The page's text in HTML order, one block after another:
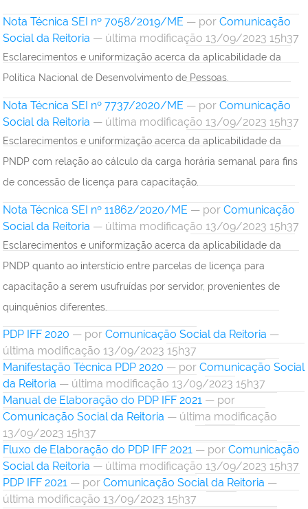
Nota Técnica SEI nº 7058/2019/ME — por Comunicação
Social da Reitoria — última modificação 13/09/2023 15h37
Esclarecimentos e uniformização acerca da aplicabilidade da
Política Nacional de Desenvolvimento de Pessoas.
Nota Técnica SEI nº 7737/2020/ME — por Comunicação
Social da Reitoria — última modificação 13/09/2023 15h37
Esclarecimentos e uniformização acerca da aplicabilidade da
PNDP com relação ao cálculo da carga horária semanal para fins
de concessão de licença para capacitação.
Nota Técnica SEI nº 11862/2020/ME — por Comunicação
Social da Reitoria — última modificação 13/09/2023 15h37
Esclarecimentos e uniformização acerca da aplicabilidade da
PNDP quanto ao interstício entre parcelas de licença para
capacitação a serem usufruídas por servidor, provenientes de
quinquênios diferentes.
PDP IFF 2020 — por Comunicação Social da Reitoria —
última modificação 13/09/2023 15h37
Manifestação Técnica PDP 2020 — por Comunicação Social
da Reitoria — última modificação 13/09/2023 15h37
Manual de Elaboração do PDP IFF 2021 — por
Comunicação Social da Reitoria — última modificação
13/09/2023 15h37
Fluxo de Elaboração do PDP IFF 2021 — por Comunicação
Social da Reitoria — última modificação 13/09/2023 15h37
PDP IFF 2021 — por Comunicação Social da Reitoria —
última modificação 13/09/2023 15h37